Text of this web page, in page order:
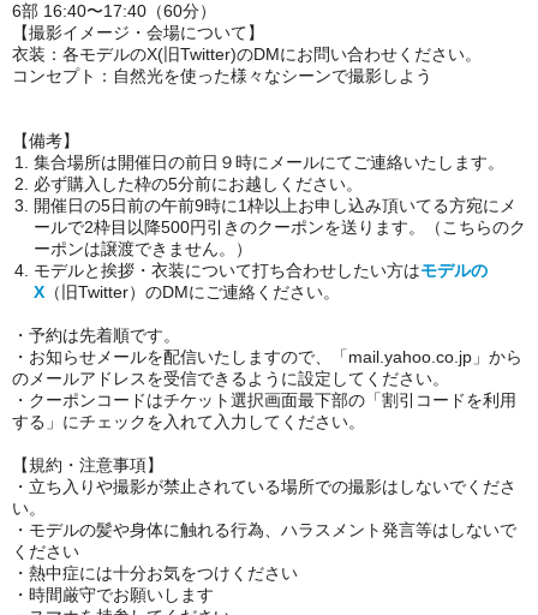
6部 16:40〜17:40（60分）
【撮影イメージ・会場について】
衣装：各モデルのX(旧Twitter)のDMにお問い合わせください。
コンセプト：自然光を使った様々なシーンで撮影しよう
【備考】
集合場所は開催日の前日９時にメールにてご連絡いたします。
必ず購入した枠の5分前にお越しください。
開催日の5日前の午前9時に1枠以上お申し込み頂いてる方宛にメ
ールで2枠目以降500円引きのクーポンを送ります。（こちらのク
ーポンは譲渡できません。）
モデルと挨拶・衣装について打ち合わせしたい方はモデルの
X （旧Twitter）のDMにご連絡ください。
・予約は先着順です。
・お知らせメールを配信いたしますので、「mail.yahoo.co.jp」から
のメールアドレスを受信できるように設定してください。
・クーポンコードはチケット選択画面最下部の「割引コードを利用
する」にチェックを入れて入力してください。
【規約・注意事項】
・立ち入りや撮影が禁止されている場所での撮影はしないでくださ
い。
・モデルの髪や身体に触れる行為、ハラスメント発言等はしないで
ください
・熱中症には十分お気をつけください
・時間厳守でお願いします